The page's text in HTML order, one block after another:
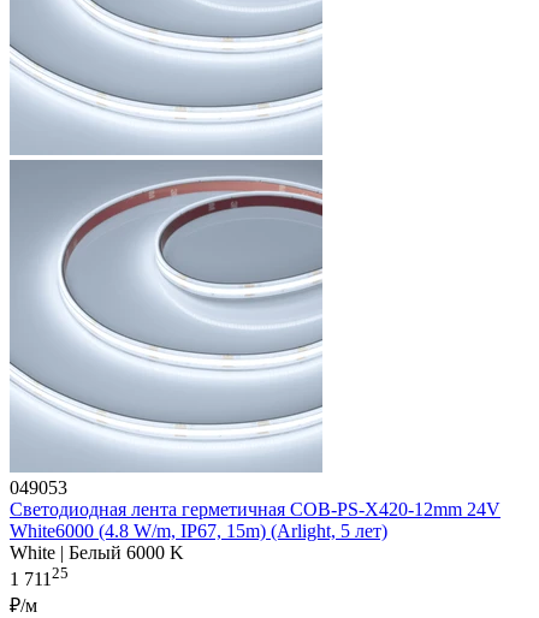
049053
Светодиодная лента герметичная COB-PS-X420-12mm 24V
White6000 (4.8 W/m, IP67, 15m) (Arlight, 5 лет)
White | Белый 6000 K
1 71125
₽/м